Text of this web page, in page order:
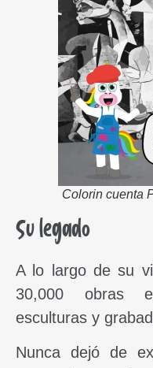
Colorin cuenta
Su legado
A lo largo de su
30,000 obras
esculturas y
Nunca dejó de